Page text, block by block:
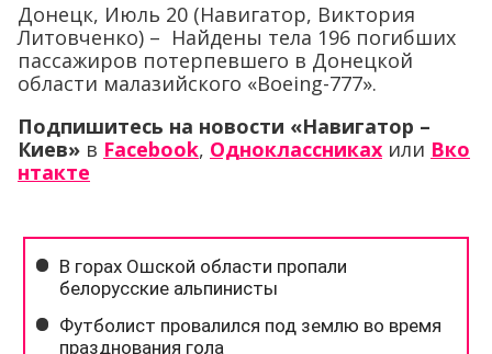
Донецк, Июль 20 (Навигатор, Виктория
Литовченко) – Найдены тела 196 погибших
пассажиров потерпевшего в Донецкой
области малазийского «Boeing-777».
Подпишитесь на новости «Навигатор –
Киев» в Facebook, Одноклассниках или Вко
нтакте